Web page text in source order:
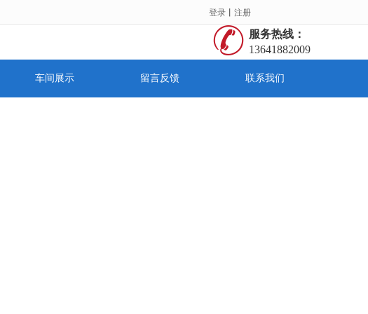
登录 丨 注册
服务热线：
13641882009
车间展示 留言反馈 联系我们